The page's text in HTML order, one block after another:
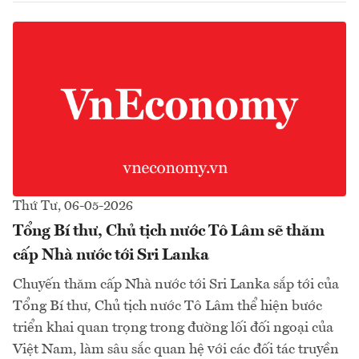
Thứ Tư, 06-05-2026
Tổng Bí thư, Chủ tịch nước Tô Lâm sẽ thăm
cấp Nhà nước tới Sri Lanka
Chuyến thăm cấp Nhà nước tới Sri Lanka sắp tới của
Tổng Bí thư, Chủ tịch nước Tô Lâm thể hiện bước
triển khai quan trọng trong đường lối đối ngoại của
Việt Nam, làm sâu sắc quan hệ với các đối tác truyền